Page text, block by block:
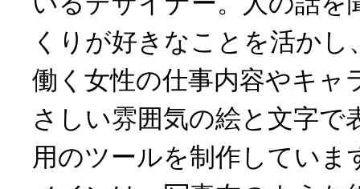
くりが好きなことを活か
働く女性の仕事内容やキャ
さしい雰囲気の絵と文字で
用のツールを制作していま